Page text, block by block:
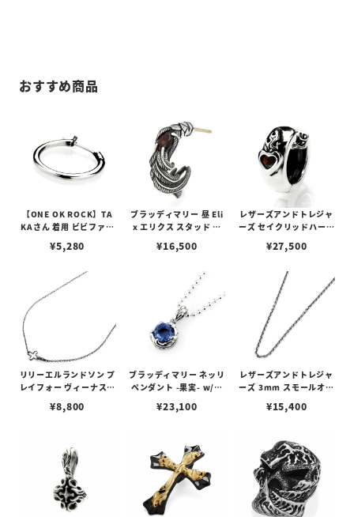
おすすめ商品
【ONE OK ROCK】TA
KAさん 着用 ビビファイ
¥5,280
ブラッディマリー 昼 Eli
x エリクス スタッド ピ
¥16,500
レザーズアンドトレジャ
ーズ セイクリッドハート
¥27,500
リリーエルランドソン プ
レイフォー ヴィーナスチ
¥8,800
ブラッディマリー ネッリ
ペンダント -果実- w/テ
¥23,100
レザーズアンドトレジャ
ーズ 3mm スモールオー
w/ロブスタークラスプ＆
¥15,400